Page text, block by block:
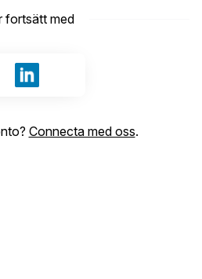
fortsätt med
Logga in med LinkedIn
Connecta med oss.